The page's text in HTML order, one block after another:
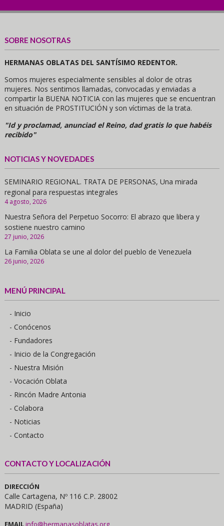
SOBRE NOSOTRAS
HERMANAS OBLATAS DEL SANTÍSIMO REDENTOR.
Somos mujeres especialmente sensibles al dolor de otras
mujeres. Nos sentimos llamadas, convocadas y enviadas a
compartir la BUENA NOTICIA con las mujeres que se encuentran
en situación de PROSTITUCIÓN y son víctimas de la trata.
"Id y proclamad, anunciad el Reino, dad gratis lo que habéis
recibido"
NOTICIAS Y NOVEDADES
SEMINARIO REGIONAL. TRATA DE PERSONAS, Una mirada
regional para respuestas integrales
4 agosto, 2026
Nuestra Señora del Perpetuo Socorro: El abrazo que libera y
sostiene nuestro camino
27 junio, 2026
La Familia Oblata se une al dolor del pueblo de Venezuela
26 junio, 2026
MENÚ PRINCIPAL
- Inicio
- Conócenos
- Fundadores
- Inicio de la Congregación
- Nuestra Misión
- Vocación Oblata
- Rincón Madre Antonia
- Colabora
- Noticias
- Contacto
CONTACTO Y LOCALIZACIÓN
DIRECCIÓN
Calle Cartagena, Nº 116 C.P. 28002
MADRID (España)